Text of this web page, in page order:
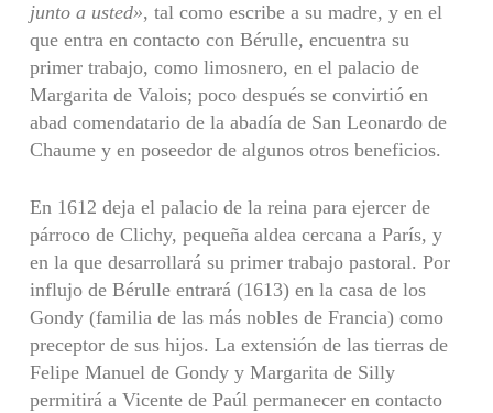
junto a usted», tal como escribe a su madre, y en el
que entra en contacto con Bérulle, encuentra su
primer trabajo, como limosnero, en el palacio de
Margarita de Valois; poco después se convirtió en
abad comendatario de la abadía de San Leonardo de
Chaume y en poseedor de algunos otros beneficios.
En 1612 deja el palacio de la reina para ejercer de
párroco de Clichy, pequeña aldea cercana a París, y
en la que desarrollará su primer trabajo pastoral. Por
influjo de Bérulle entrará (1613) en la casa de los
Gondy (familia de las más nobles de Francia) como
preceptor de sus hijos. La extensión de las tierras de
Felipe Manuel de Gondy y Margarita de Silly
permitirá a Vicente de Paúl permanecer en contacto